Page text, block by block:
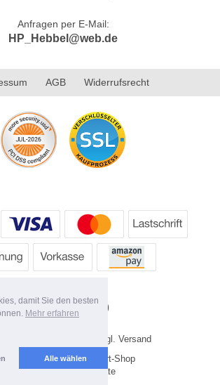
damit Sie den besten
Mehr erfahren
Alle wählen
Anfragen per E-Mail:
HP_Hebbel@web.de
AGB Widerrufsrecht
Preise inkl. MwSt. evtl. zzgl. Versand
2026 by HP's Sport-Shop
Mobile Shop by Shopgate